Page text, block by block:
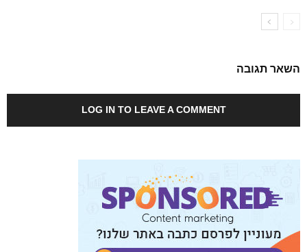
השאר תגובה
LOG IN TO LEAVE A COMMENT